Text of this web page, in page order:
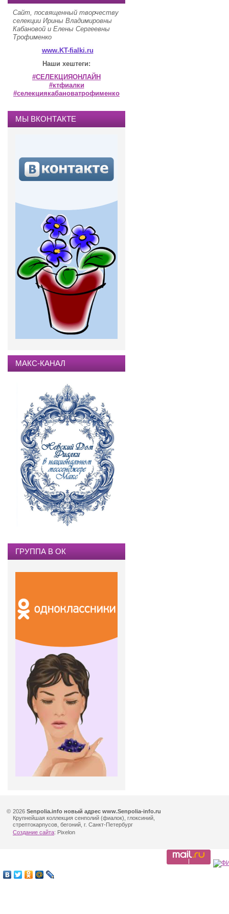
Сайт, посвященный творчеству
селекции Ирины Владимировны
Кабановой и Елены Сергеевны
Трофименко
www.KT-fialki.ru
Наши хештеги:
#СЕЛЕКЦИЯОНЛАЙН
#ктфиалки
#селекциякабановатрофименко
МЫ ВКОНТАКТЕ
МАКС-КАНАЛ
ГРУППА В ОК
© 2026 Senpolia.info новый адрес www.Senpolia-info.ru
Крупнейшая коллекция сенполий (фиалок), глоксиний,
стрептокарпусов, бегоний, г. Санкт-Петербург
Создание сайта: Pixelon